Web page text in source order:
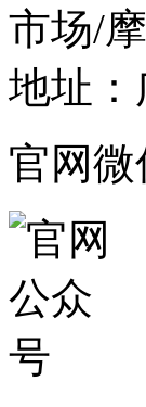
市场/
地址：
官网